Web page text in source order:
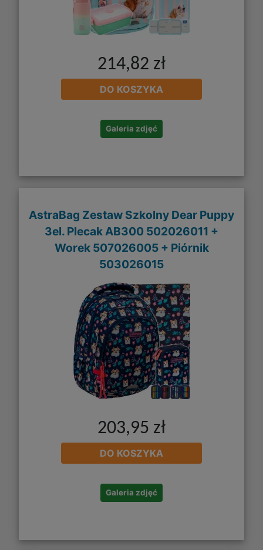
214,82 zł
DO KOSZYKA
Galeria zdjęć
AstraBag Zestaw Szkolny Dear Puppy
3el. Plecak AB300 502026011 +
Worek 507026005 + Piórnik
503026015
203,95 zł
DO KOSZYKA
Galeria zdjęć